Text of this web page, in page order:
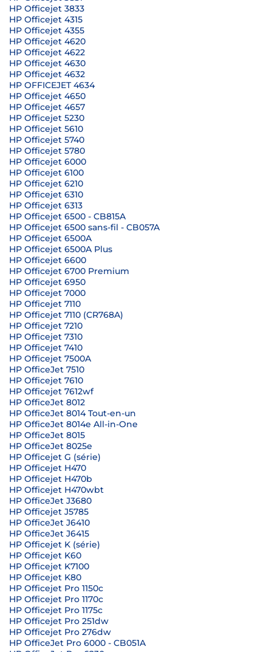
HP Officejet 3833
HP Officejet 4315
HP Officejet 4355
HP Officejet 4620
HP Officejet 4622
HP Officejet 4630
HP Officejet 4632
HP OFFICEJET 4634
HP Officejet 4650
HP Officejet 4657
HP Officejet 5230
HP Officejet 5610
HP Officejet 5740
HP Officejet 5780
HP Officejet 6000
HP Officejet 6100
HP Officejet 6210
HP Officejet 6310
HP Officejet 6313
HP Officejet 6500 - CB815A
HP Officejet 6500 sans-fil - CB057A
HP Officejet 6500A
HP Officejet 6500A Plus
HP Officejet 6600
HP Officejet 6700 Premium
HP Officejet 6950
HP Officejet 7000
HP Officejet 7110
HP Officejet 7110 (CR768A)
HP Officejet 7210
HP Officejet 7310
HP Officejet 7410
HP Officejet 7500A
HP OfficeJet 7510
HP Officejet 7610
HP Officejet 7612wf
HP OfficeJet 8012
HP OfficeJet 8014 Tout-en-un
HP OfficeJet 8014e All-in-One
HP OfficeJet 8015
HP OfficeJet 8025e
HP Officejet G (série)
HP Officejet H470
HP Officejet H470b
HP Officejet H470wbt
HP OfficeJet J3680
HP Officejet J5785
HP OfficeJet J6410
HP OfficeJet J6415
HP Officejet K (série)
HP Officejet K60
HP Officejet K7100
HP Officejet K80
HP Officejet Pro 1150c
HP Officejet Pro 1170c
HP Officejet Pro 1175c
HP Officejet Pro 251dw
HP Officejet Pro 276dw
HP OfficeJet Pro 6000 - CB051A